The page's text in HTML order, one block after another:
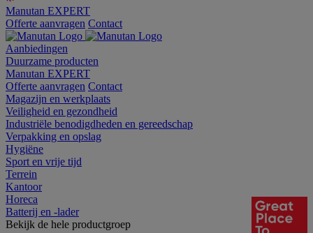
Manutan EXPERT
Offerte aanvragen Contact
Aanbiedingen
Duurzame producten
Manutan EXPERT
Offerte aanvragen Contact
Magazijn en werkplaats
Veiligheid en gezondheid
Industriële benodigdheden en gereedschap
Verpakking en opslag
Hygiëne
Sport en vrije tijd
Terrein
Kantoor
Horeca
Batterij en -lader
Bekijk de hele productgroep